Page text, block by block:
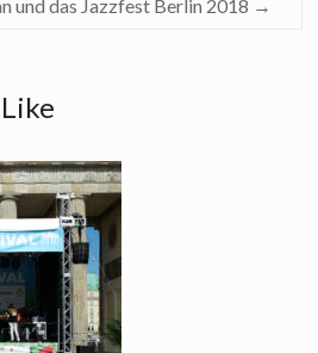
und das Jazzfest Berlin 2018 →